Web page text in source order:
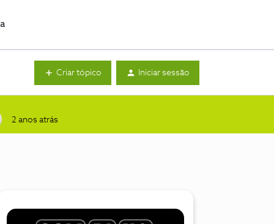
Criar tópico Iniciar sessão
2 anos atrás